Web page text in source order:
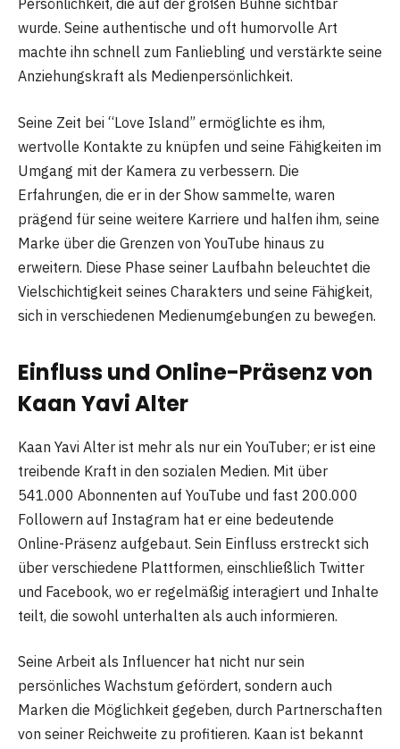
Persönlichkeit, die auf der großen Bühne sichtbar
wurde. Seine authentische und oft humorvolle Art
machte ihn schnell zum Fanliebling und verstärkte seine
Anziehungskraft als Medienpersönlichkeit.
Seine Zeit bei “Love Island” ermöglichte es ihm,
wertvolle Kontakte zu knüpfen und seine Fähigkeiten im
Umgang mit der Kamera zu verbessern. Die
Erfahrungen, die er in der Show sammelte, waren
prägend für seine weitere Karriere und halfen ihm, seine
Marke über die Grenzen von YouTube hinaus zu
erweitern. Diese Phase seiner Laufbahn beleuchtet die
Vielschichtigkeit seines Charakters und seine Fähigkeit,
sich in verschiedenen Medienumgebungen zu bewegen.
Einfluss und Online-Präsenz von
Kaan Yavi Alter
Kaan Yavi Alter ist mehr als nur ein YouTuber; er ist eine
treibende Kraft in den sozialen Medien. Mit über
541.000 Abonnenten auf YouTube und fast 200.000
Followern auf Instagram hat er eine bedeutende
Online-Präsenz aufgebaut. Sein Einfluss erstreckt sich
über verschiedene Plattformen, einschließlich Twitter
und Facebook, wo er regelmäßig interagiert und Inhalte
teilt, die sowohl unterhalten als auch informieren.
Seine Arbeit als Influencer hat nicht nur sein
persönliches Wachstum gefördert, sondern auch
Marken die Möglichkeit gegeben, durch Partnerschaften
von seiner Reichweite zu profitieren. Kaan ist bekannt